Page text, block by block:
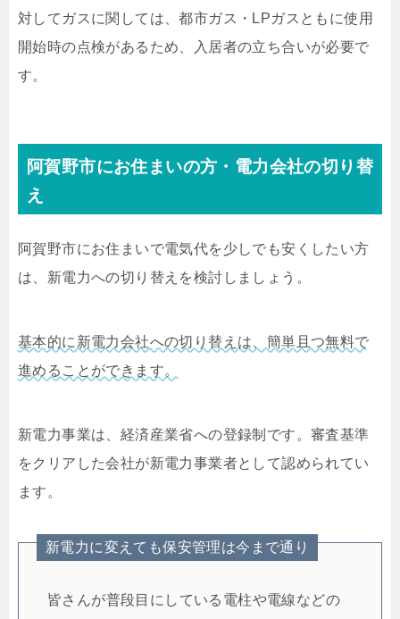
対してガスに関しては、都市ガス・LPガスともに使用
開始時の点検があるため、入居者の立ち合いが必要で
す。
阿賀野市にお住まいの方・電力会社の切り替
え
阿賀野市にお住まいで電気代を少しでも安くしたい方
は、新電力への切り替えを検討しましょう。
基本的に新電力会社への切り替えは、簡単且つ無料で
進めることができます。
新電力事業は、経済産業省への登録制です。審査基準
をクリアした会社が新電力事業者として認められてい
ます。
新電力に変えても保安管理は今まで通り
皆さんが普段目にしている電柱や電線などの